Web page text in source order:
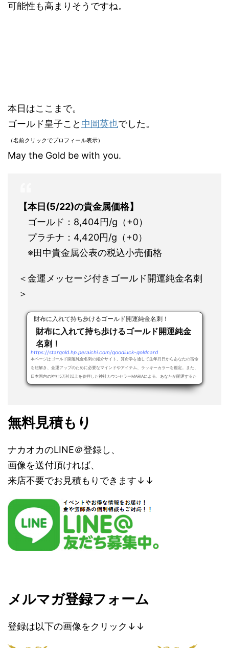
可能性も高まりそうですね。
本日はここまで。
ゴールド皇子こと 中岡英也でした。
（名前クリックでプロフィール表示）
May the Gold be with you.
【本日(5/22)の貴金属価格】
ゴールド：8,404円/g（+0）
プラチナ：4,420円/g（+0）
※田中貴金属公表の税込小売価格
＜金運メッセージ付きゴールド開運純金名刺
＞
財布に入れて持ち歩けるゴールド開運純金名刺！
財布に入れて持ち歩けるゴールド開運純金
名刺！
https://stargold.hp.peraichi.com/goodluck-goldcard
本ページはゴールド開運純金名刺の紹介サイト。算命学を通して生年月日からあなたの宿命
を紐解き、金運アップのために必要なマインドやアイテム、ラッキーカラーを鑑定。また、
日本国内の神社5万社以上を参拝した神社カウンセラーMARIAによる、あなたが開運するた
め...
無料見積もり
ナカオカのLINE＠登録し、
画像を送付頂ければ、
来店不要でお見積もりできます↓↓
メルマガ登録フォーム
登録は以下の画像をクリック↓↓